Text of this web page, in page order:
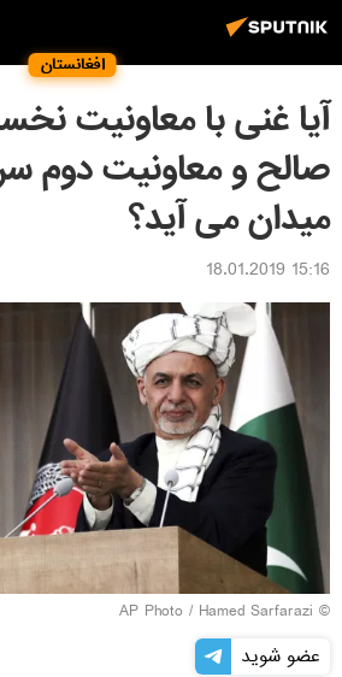
افغانستان
آیا غنی با معاونیت
صالح و معاونیت دوم
میدان می آید؟
15:16 18.01.2019
© AP Photo / Hamed Sarfarazi
عضو شوید